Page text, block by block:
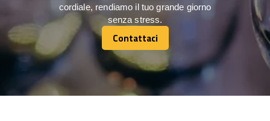
cordiale, rendiamo il tuo grande giorno
senza stress.
Contattaci
Contattaci